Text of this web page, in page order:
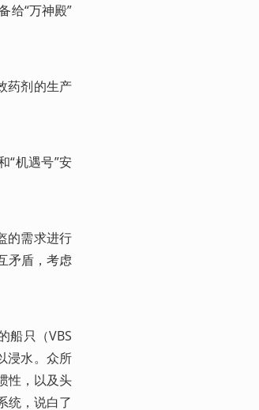
给“万神殿”
药剂的生产
“机遇号”安
的需求进行
矛盾，考虑
船只（VBS
浸水。众所
性，以及头
统，说白了